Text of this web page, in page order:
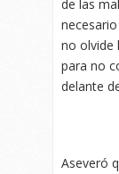
de las
no olvide
para no
delante
Aseveró